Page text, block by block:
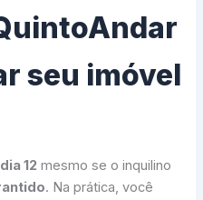
seu imóvel
12 mesmo se o inquilino
. Na prática, você